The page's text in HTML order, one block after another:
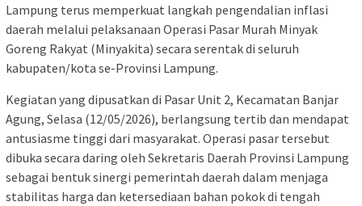
Lampung terus memperkuat langkah pengendalian inflasi
daerah melalui pelaksanaan Operasi Pasar Murah Minyak
Goreng Rakyat (Minyakita) secara serentak di seluruh
kabupaten/kota se-Provinsi Lampung.
Kegiatan yang dipusatkan di Pasar Unit 2, Kecamatan Banjar
Agung, Selasa (12/05/2026), berlangsung tertib dan mendapat
antusiasme tinggi dari masyarakat. Operasi pasar tersebut
dibuka secara daring oleh Sekretaris Daerah Provinsi Lampung
sebagai bentuk sinergi pemerintah daerah dalam menjaga
stabilitas harga dan ketersediaan bahan pokok di tengah